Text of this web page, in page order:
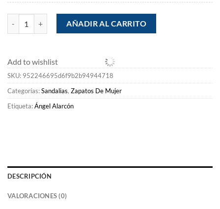
Mujer Ángel Alarcón Mandy - Sandalia De Piel Con Tacon Ancho Y
AÑADIR AL CARRITO
Add to wishlist
SKU: 952246695d6f9b2b94944718
Categorías:Sandalias, Zapatos De Mujer
Etiqueta:Ángel Alarcón
DESCRIPCIÓN
VALORACIONES (0)